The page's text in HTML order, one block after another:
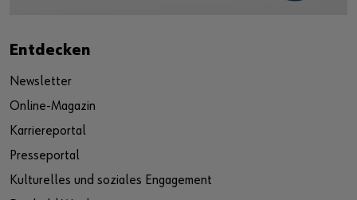
Entdecken
Newsletter
Online-Magazin
Karriereportal
Presseportal
Kulturelles und soziales Engagement